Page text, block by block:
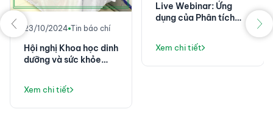
23/10/2024 Tin báo chí
Hội nghị Khoa học dinh
dưỡng và sức khỏe
quân năm 2024
Xem chi tiết
Live Webinar: Ứng
dụng của Phân tích
nhiệt và lưu biến trong
Công nghiệp điện tử
Xem chi tiết